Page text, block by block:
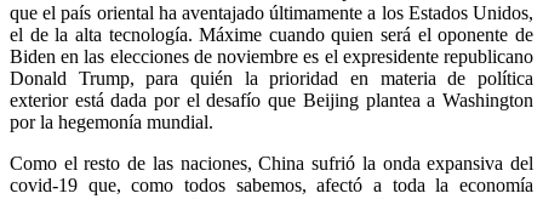
que el país oriental ha aventajado últimamente a los Estados Unidos,
el de la alta tecnología. Máxime cuando quien será el oponente de
Biden en las elecciones de noviembre es el expresidente republicano
Donald Trump, para quién la prioridad en materia de política
exterior está dada por el desafío que Beijing plantea a Washington
por la hegemonía mundial.
Como el resto de las naciones, China sufrió la onda expansiva del
covid-19 que, como todos sabemos, afectó a toda la economía